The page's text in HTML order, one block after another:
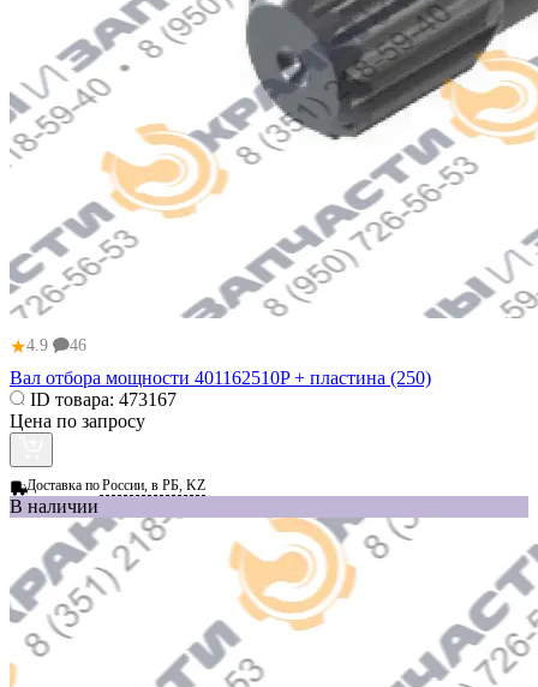
★4.9 46
Вал отбора мощности 401162510P + пластина (250)
ID товара: 473167
Цена по запросу
Доставка поРоссии, в РБ, KZ
В наличии